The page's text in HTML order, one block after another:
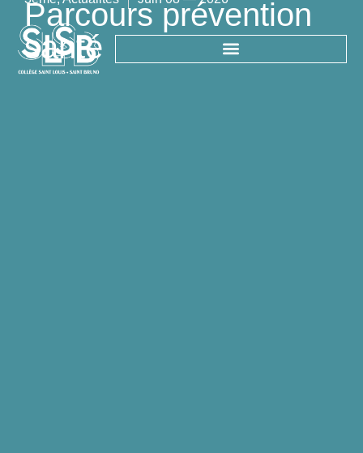
Parcours prévention
santé